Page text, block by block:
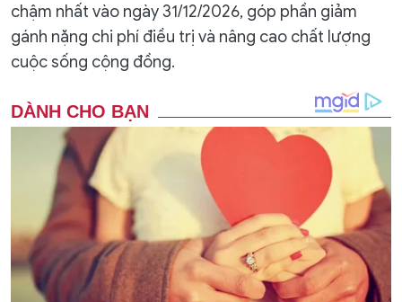
chậm nhất vào ngày 31/12/2026, góp phần giảm
gánh nặng chi phí điều trị và nâng cao chất lượng
cuộc sống cộng đồng.